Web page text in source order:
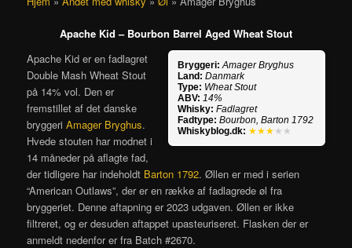
Apache Kid – Bourbon Barrel Aged Wheat Stout
Bryggeri: Amager Bryghus
Land: Danmark
Type: Wheat Stout
ABV: 14%
Whisky: Fadlagret
Fadtype: Bourbon, Barton 1792
Whiskyblog.dk: ★★★ ★★
Apache Kid er en fadlagret
Double Mash Wheat Stout
på 14% vol. Den er
fremstillet af det danske
bryggeriAmager Bryghus.
Hvede stouten har modnet i
14 måneder på aflagte fad,
der tidligere har indeholdt Barton 1792. Øllen er med i serien
“American Outlaws”, der er en række af fadlagrede øl fra
bryggeriet. Denne aftapning er 2023 udgaven. Øllen er ikke
filtreret, og er desuden aftappet upasteuriseret. Flasken der er
anmeldt nedenfor er fra Batch #2670.